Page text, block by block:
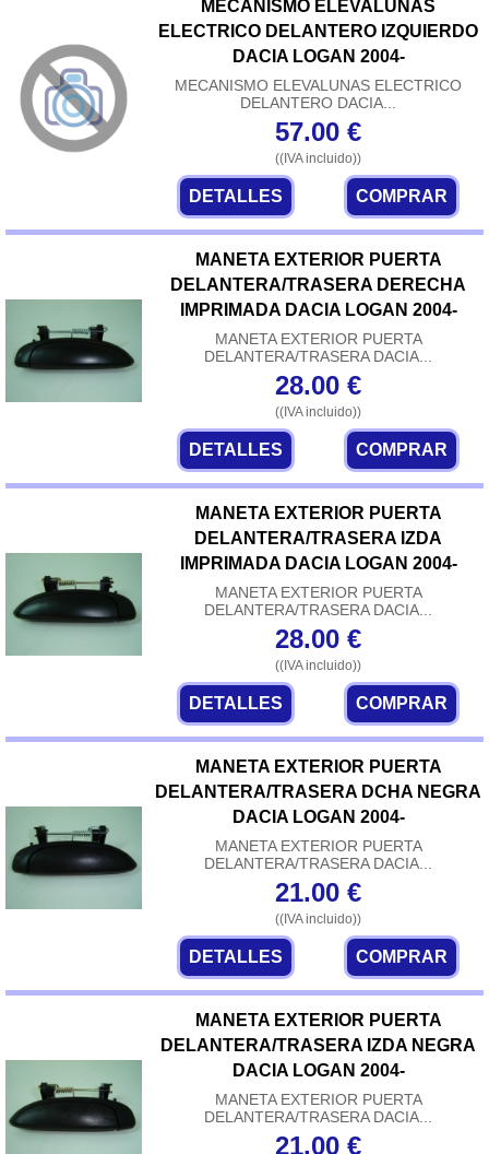
MECANISMO ELEVALUNAS
ELECTRICO DELANTERO IZQUIERDO
DACIA LOGAN 2004-
MECANISMO ELEVALUNAS ELECTRICO
DELANTERO DACIA...
57.00 €
((IVA incluido))
DETALLES COMPRAR
MANETA EXTERIOR PUERTA
DELANTERA/TRASERA DERECHA
IMPRIMADA DACIA LOGAN 2004-
MANETA EXTERIOR PUERTA
DELANTERA/TRASERA DACIA...
28.00 €
((IVA incluido))
DETALLES COMPRAR
MANETA EXTERIOR PUERTA
DELANTERA/TRASERA IZDA
IMPRIMADA DACIA LOGAN 2004-
MANETA EXTERIOR PUERTA
DELANTERA/TRASERA DACIA...
28.00 €
((IVA incluido))
DETALLES COMPRAR
MANETA EXTERIOR PUERTA
DELANTERA/TRASERA DCHA NEGRA
DACIA LOGAN 2004-
MANETA EXTERIOR PUERTA
DELANTERA/TRASERA DACIA...
21.00 €
((IVA incluido))
DETALLES COMPRAR
MANETA EXTERIOR PUERTA
DELANTERA/TRASERA IZDA NEGRA
DACIA LOGAN 2004-
MANETA EXTERIOR PUERTA
DELANTERA/TRASERA DACIA...
21.00 €